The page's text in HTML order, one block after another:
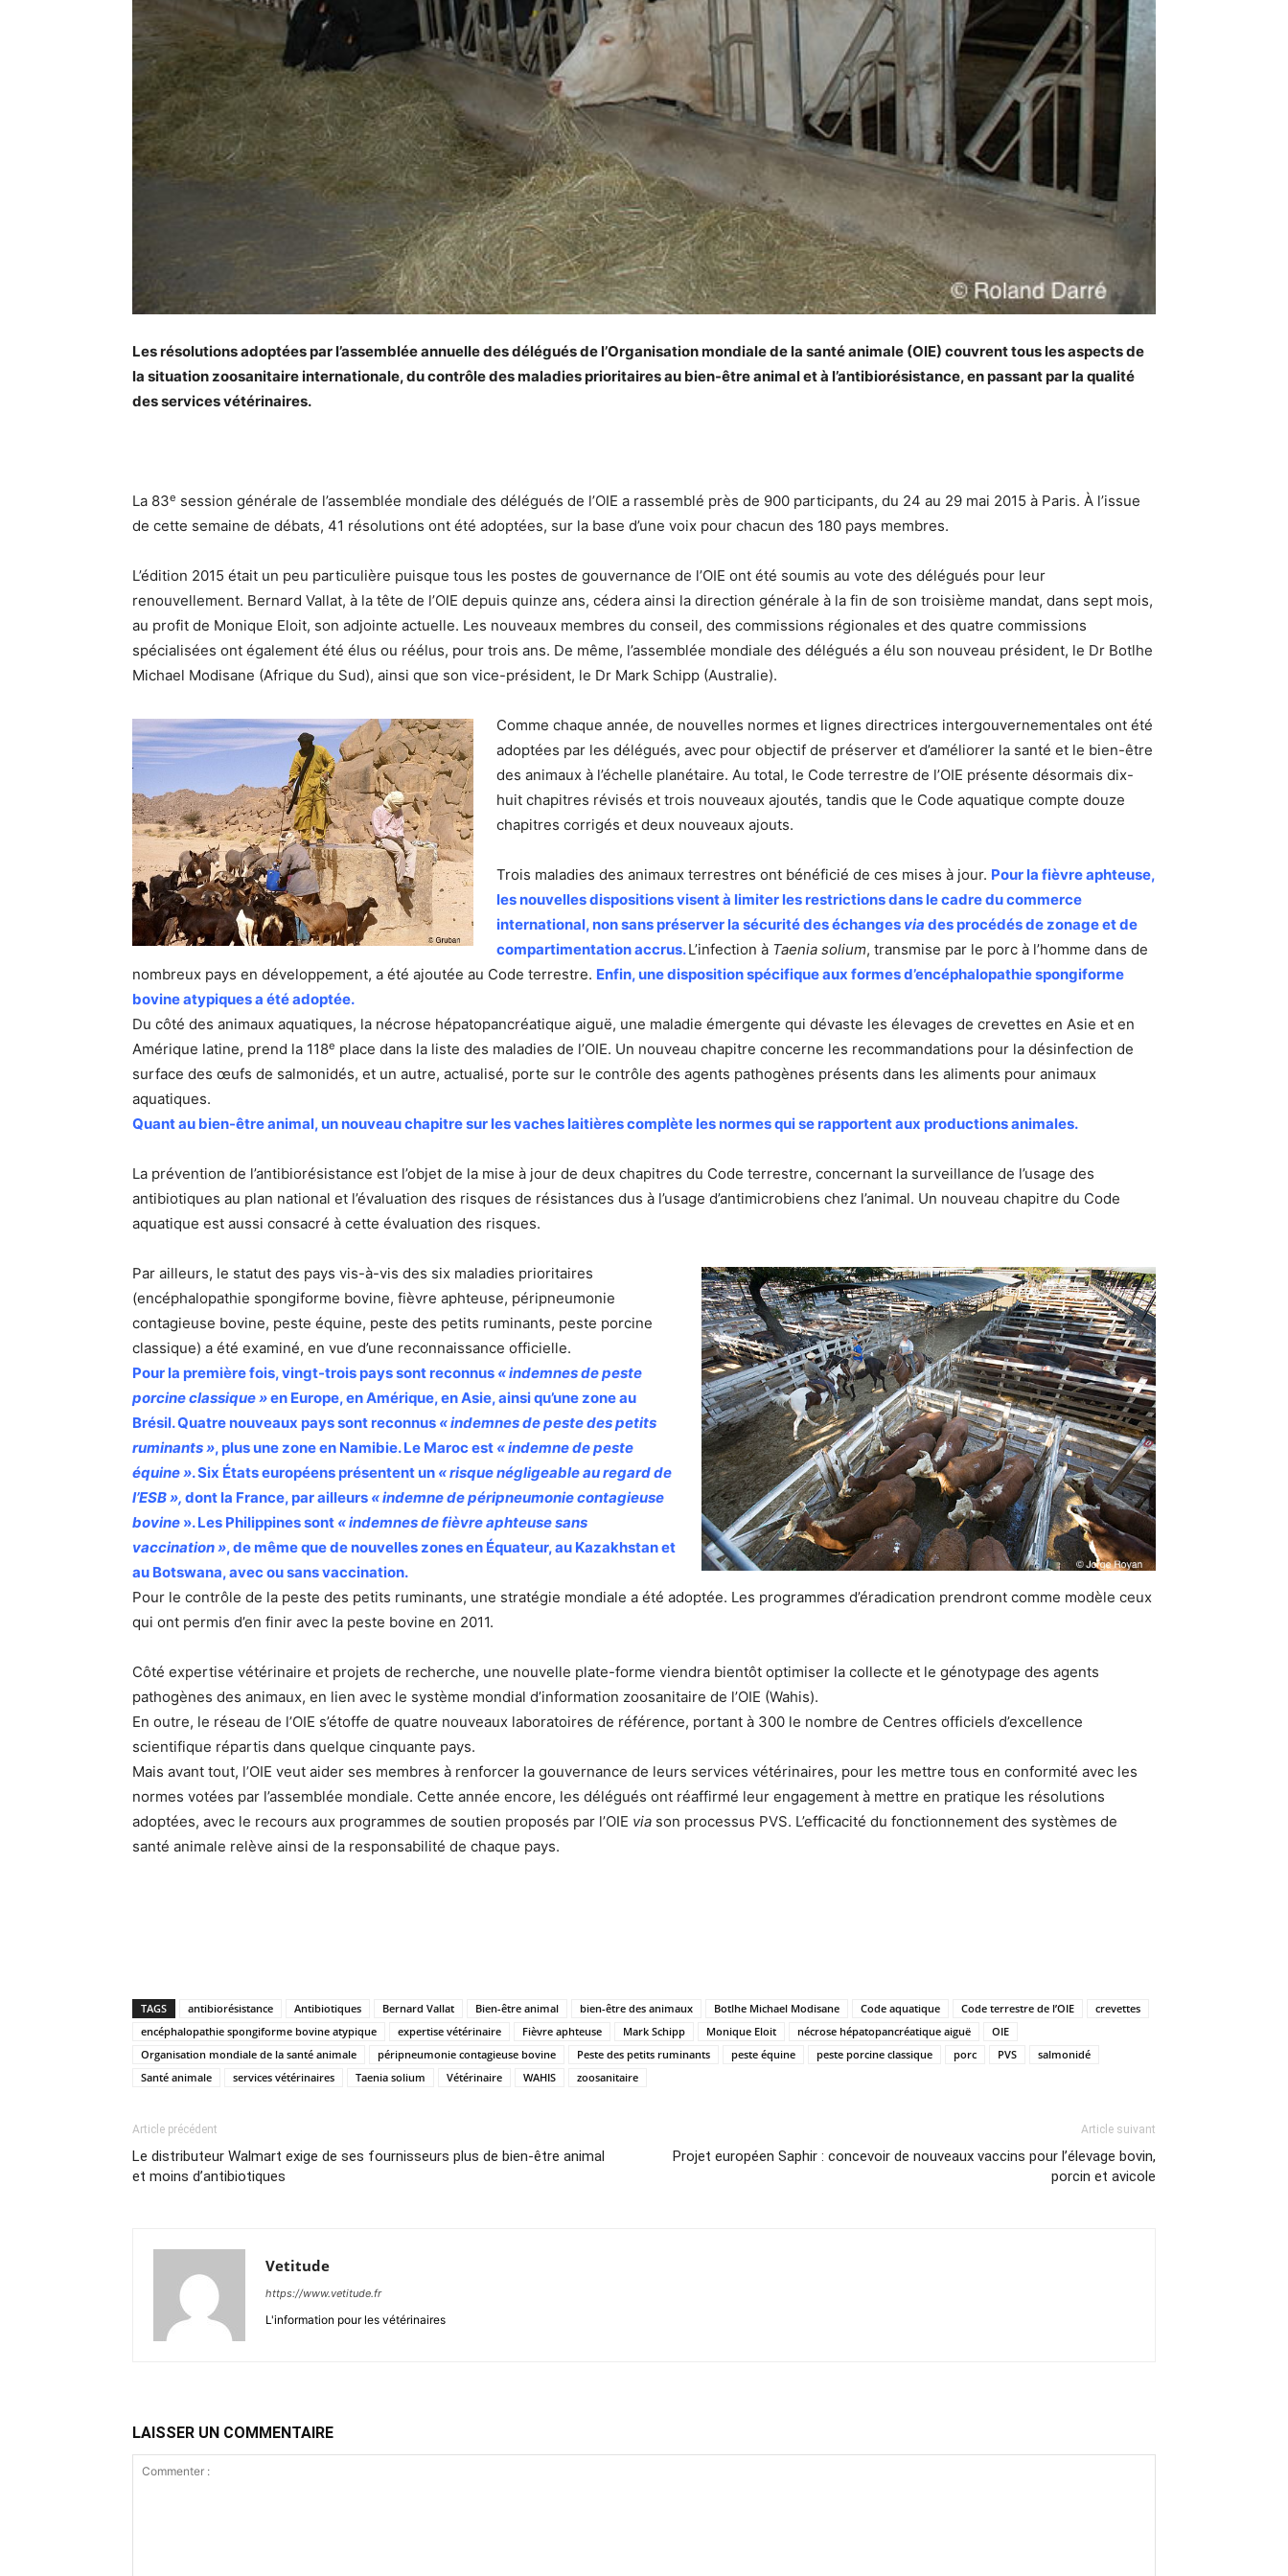
Les résolutions adoptées par l’assemblée annuelle des délégués de l’Organisation mondiale de la santé animale (OIE) couvrent tous les aspects de
la situation zoosanitaire internationale, du contrôle des maladies prioritaires au bien-être animal et à l’antibiorésistance, en passant par la qualité
des services vétérinaires.
La 83e session générale de l’assemblée mondiale des délégués de l’OIE a rassemblé près de 900 participants, du 24 au 29 mai 2015 à Paris. À l’issue
de cette semaine de débats, 41 résolutions ont été adoptées, sur la base d’une voix pour chacun des 180 pays membres.
L’édition 2015 était un peu particulière puisque tous les postes de gouvernance de l’OIE ont été soumis au vote des délégués pour leur
renouvellement. Bernard Vallat, à la tête de l’OIE depuis quinze ans, cédera ainsi la direction générale à la fin de son troisième mandat, dans sept mois,
au profit de Monique Eloit, son adjointe actuelle. Les nouveaux membres du conseil, des commissions régionales et des quatre commissions
spécialisées ont également été élus ou réélus, pour trois ans. De même, l’assemblée mondiale des délégués a élu son nouveau président, le Dr Botlhe
Michael Modisane (Afrique du Sud), ainsi que son vice-président, le Dr Mark Schipp (Australie).
Comme chaque année, de nouvelles normes et lignes directrices intergouvernementales ont été
adoptées par les délégués, avec pour objectif de préserver et d’améliorer la santé et le bien-être
des animaux à l’échelle planétaire. Au total, le Code terrestre de l’OIE présente désormais dix-
huit chapitres révisés et trois nouveaux ajoutés, tandis que le Code aquatique compte douze
chapitres corrigés et deux nouveaux ajouts.
Trois maladies des animaux terrestres ont bénéficié de ces mises à jour. Pour la fièvre aphteuse,
les nouvelles dispositions visent à limiter les restrictions dans le cadre du commerce
international, non sans préserver la sécurité des échanges via des procédés de zonage et de
compartimentation accrus. L’infection à Taenia solium, transmise par le porc à l’homme dans de
nombreux pays en développement, a été ajoutée au Code terrestre. Enfin, une disposition spécifique aux formes d’encéphalopathie spongiforme
bovine atypiques a été adoptée.
Du côté des animaux aquatiques, la nécrose hépatopancréatique aiguë, une maladie émergente qui dévaste les élevages de crevettes en Asie et en
Amérique latine, prend la 118e place dans la liste des maladies de l’OIE. Un nouveau chapitre concerne les recommandations pour la désinfection de
surface des œufs de salmonidés, et un autre, actualisé, porte sur le contrôle des agents pathogènes présents dans les aliments pour animaux
aquatiques.
Quant au bien-être animal, un nouveau chapitre sur les vaches laitières complète les normes qui se rapportent aux productions animales.
La prévention de l’antibiorésistance est l’objet de la mise à jour de deux chapitres du Code terrestre, concernant la surveillance de l’usage des
antibiotiques au plan national et l’évaluation des risques de résistances dus à l’usage d’antimicrobiens chez l’animal. Un nouveau chapitre du Code
aquatique est aussi consacré à cette évaluation des risques.
Par ailleurs, le statut des pays vis-à-vis des six maladies prioritaires
(encéphalopathie spongiforme bovine, fièvre aphteuse, péripneumonie
contagieuse bovine, peste équine, peste des petits ruminants, peste porcine
classique) a été examiné, en vue d’une reconnaissance officielle.
Pour la première fois, vingt-trois pays sont reconnus « indemnes de peste
porcine classique »en Europe, en Amérique, en Asie, ainsi qu’une zone au
Brésil. Quatre nouveaux pays sont reconnus « indemnes de peste des petits
ruminants », plus une zone en Namibie. Le Maroc est « indemne de peste
équine ». Six États européens présentent un « risque négligeable au regard de
l’ESB », dont la France, par ailleurs « indemne de péripneumonie contagieuse
bovine ». Les Philippines sont « indemnes de fièvre aphteuse sans
vaccination », de même que de nouvelles zones en Équateur, au Kazakhstan et
au Botswana, avec ou sans vaccination.
Pour le contrôle de la peste des petits ruminants, une stratégie mondiale a été adoptée. Les programmes d’éradication prendront comme modèle ceux
qui ont permis d’en finir avec la peste bovine en 2011.
Côté expertise vétérinaire et projets de recherche, une nouvelle plate-forme viendra bientôt optimiser la collecte et le génotypage des agents
pathogènes des animaux, en lien avec le système mondial d’information zoosanitaire de l’OIE (Wahis).
En outre, le réseau de l’OIE s’étoffe de quatre nouveaux laboratoires de référence, portant à 300 le nombre de Centres officiels d’excellence
scientifique répartis dans quelque cinquante pays.
Mais avant tout, l’OIE veut aider ses membres à renforcer la gouvernance de leurs services vétérinaires, pour les mettre tous en conformité avec les
normes votées par l’assemblée mondiale. Cette année encore, les délégués ont réaffirmé leur engagement à mettre en pratique les résolutions
adoptées, avec le recours aux programmes de soutien proposés par l’OIE via son processus PVS. L’efficacité du fonctionnement des systèmes de
santé animale relève ainsi de la responsabilité de chaque pays.
TAGS antibiorésistance Antibiotiques Bernard Vallat Bien-être animal bien-être des animaux Botlhe Michael Modisane Code aquatique Code terrestre de l’OIE
crevettes
encéphalopathie spongiforme bovine atypique
expertise vétérinaire Fièvre aphteuse Mark Schipp Monique Eloit nécrose hépatopancréatique aiguë
OIE
Organisation mondiale de la santé animale
péripneumonie contagieuse bovine Peste des petits ruminants peste équine peste porcine classique porc PVS
salmonidé
Santé animale
services vétérinaires Taenia solium Vétérinaire WAHIS zoosanitaire
Article précédent
Le distributeur Walmart exige de ses fournisseurs plus de bien-être animal
et moins d’antibiotiques
Article suivant
Projet européen Saphir : concevoir de nouveaux vaccins pour l’élevage bovin,
porcin et avicole
Vetitude
https://www.vetitude.fr
L'information pour les vétérinaires
LAISSER UN COMMENTAIRE